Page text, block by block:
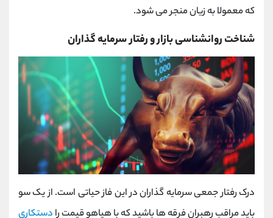
که معمولا به زیان منجر می ‌شود.
شناخت روانشناسی بازار و رفتار سرمایه ‌گذاران
درک رفتار جمعی سرمایه ‌گذاران در این فاز حیاتی است. از یک سو
باید مراقب رهبران فرقه ‌ها باشید که با هیاهو قیمت را دستکاری